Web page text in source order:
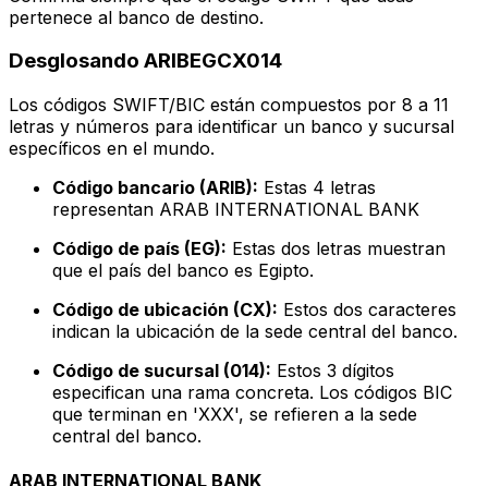
pertenece al banco de destino.
Desglosando ARIBEGCX014
Los códigos SWIFT/BIC están compuestos por 8 a 11
letras y números para identificar un banco y sucursal
específicos en el mundo.
Código bancario (ARIB): Estas 4 letras
representan ARAB INTERNATIONAL BANK
Código de país (EG): Estas dos letras muestran
que el país del banco es Egipto.
Código de ubicación (CX): Estos dos caracteres
indican la ubicación de la sede central del banco.
Código de sucursal (014): Estos 3 dígitos
especifican una rama concreta. Los códigos BIC
que terminan en 'XXX', se refieren a la sede
central del banco.
ARAB INTERNATIONAL BANK